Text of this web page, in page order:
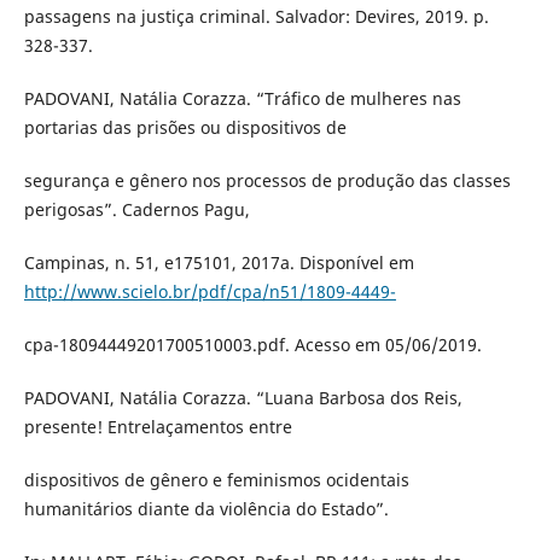
passagens na justiça criminal. Salvador: Devires, 2019. p.
328-337.
PADOVANI, Natália Corazza. “Tráfico de mulheres nas
portarias das prisões ou dispositivos de
segurança e gênero nos processos de produção das classes
perigosas”. Cadernos Pagu,
Campinas, n. 51, e175101, 2017a. Disponível em
http://www.scielo.br/pdf/cpa/n51/1809-4449-
cpa-18094449201700510003.pdf. Acesso em 05/06/2019.
PADOVANI, Natália Corazza. “Luana Barbosa dos Reis,
presente! Entrelaçamentos entre
dispositivos de gênero e feminismos ocidentais
humanitários diante da violência do Estado”.